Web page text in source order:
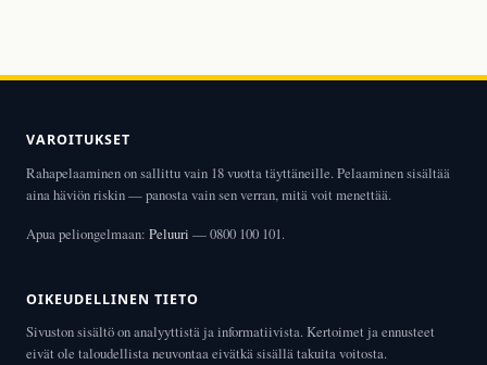
VAROITUKSET
Rahapelaaminen on sallittu vain 18 vuotta täyttäneille. Pelaaminen sisältää
aina häviön riskin — panosta vain sen verran, mitä voit menettää.
Apua peliongelmaan: Peluuri — 0800 100 101.
OIKEUDELLINEN TIETO
Sivuston sisältö on analyyttistä ja informatiivista. Kertoimet ja ennusteet
eivät ole taloudellista neuvontaa eivätkä sisällä takuita voitosta.